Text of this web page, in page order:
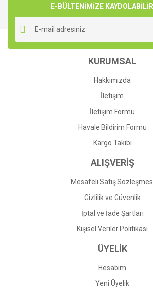
E-BÜLTENİMİZE
KURUMSAL
Hakkımızda
İletişim
İletişim Formu
Havale Bildirim Formu
Kargo Takibi
ALIŞVERİŞ
Mesafeli Satış
Gizlilik ve Güvenlik
İptal ve İade Şartları
Kişisel Veriler Politikası
ÜYELİK
Hesabım
Yeni Üyelik